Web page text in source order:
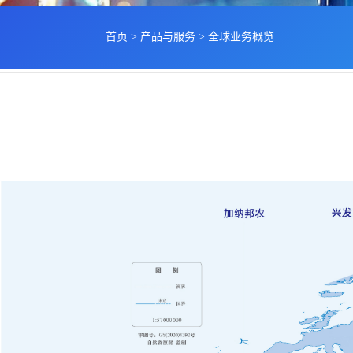
首页 > 产品与服务 > 全球业务概览